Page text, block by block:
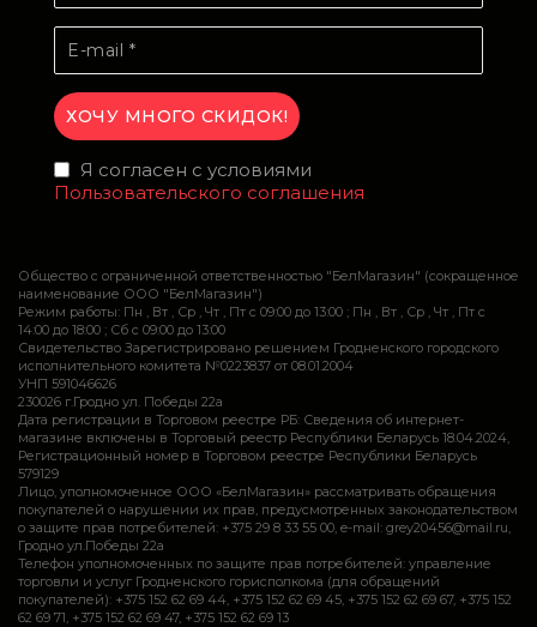
Я согласен с условиями
Пользовательского соглашения
Общество с ограниченной ответственностью "БелМагазин" (сокращенное
наименование ООО "БелМагазин")
Режим работы: Пн , Вт , Ср , Чт , Пт c 09:00 до 13:00 ; Пн , Вт , Ср , Чт , Пт c
14:00 до 18:00 ; Сб c 09:00 до 13:00
Свидетельство Зарегистрировано решением Гродненского городского
исполнительного комитета №0223837 от 08.01.2004
УНП 591046626
230026 г.Гродно ул. Победы 22а
Дата регистрации в Торговом реестре РБ: Сведения об интернет-
магазине включены в Торговый реестр Республики Беларусь 18.04.2024,
Регистрационный номер в Торговом реестре Республики Беларусь
579129
Лицо, уполномоченное ООО «БелМагазин» рассматривать обращения
покупателей о нарушении их прав, предусмотренных законодательством
о защите прав потребителей: +375 29 8 33 55 00, e-mail: grey20456@mail.ru,
Гродно ул.Победы 22а
Телефон уполномоченных по защите прав потребителей: управление
торговли и услуг Гродненского горисполкома (для обращений
покупателей): +375 152 62 69 44, +375 152 62 69 45, +375 152 62 69 67, +375 152
62 69 71, +375 152 62 69 47, +375 152 62 69 13